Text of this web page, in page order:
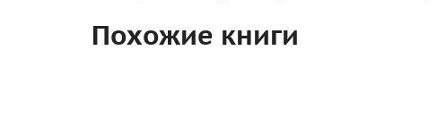
Похожие книги